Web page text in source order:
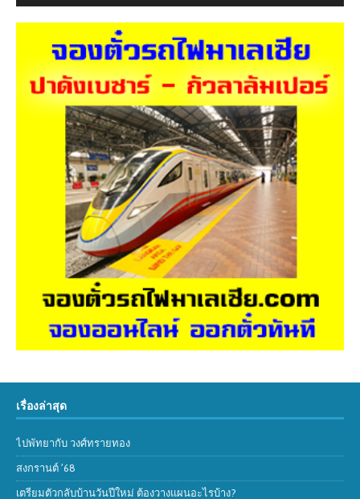
เรื่องล่าสุด
ไปพัทยากับ วงศ์ทรายทอง
สงกรานต์ ’68
เตรียมตัวกลับบ้านวันปีใหม่ ต้องวางแผนอะไรบ้าง?